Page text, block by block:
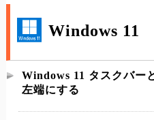
Windows 11
Windows 11 タスクバー
左端にする